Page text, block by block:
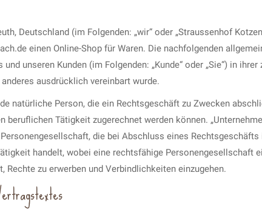
Deutschland (im Folgenden: „wir“ oder „Straussenhof
einen Online-Shop für Waren. Die nachfolgenden
unseren Kunden (im Folgenden: „Kunde“ oder „Sie“) in ihrer
ausdrücklich vereinbart wurde.
natürliche Person, die ein Rechtsgeschäft zu Zwecken
Tätigkeit zugerechnet werden können.
die bei Abschluss eines Rechtsgeschäfts
handelt, wobei eine rechtsfähige Personengesellschaft
zu erwerben und Verbindlichkeiten einzugehen.